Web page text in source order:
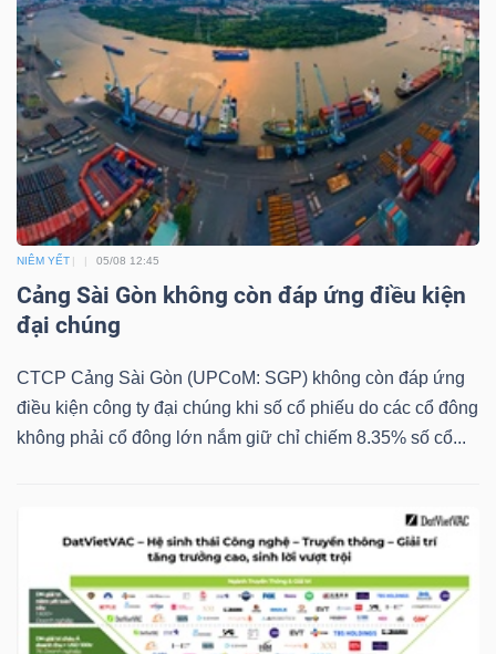
NIÊM YẾT 05/08 12:45
Cảng Sài Gòn không còn đáp ứng điều kiện
đại chúng
CTCP Cảng Sài Gòn (UPCoM: SGP) không còn đáp ứng
điều kiện công ty đại chúng khi số cổ phiếu do các cổ đông
không phải cổ đông lớn nắm giữ chỉ chiếm 8.35% số cổ...
NĂNG
LƯỢNG
NGUYÊN
VẬT
LIỆU
CÔNG
NGHIỆP
TIÊU
KHÔNG
THIẾT